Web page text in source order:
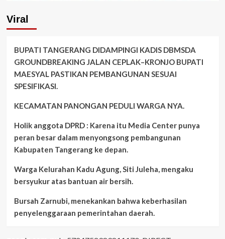
Viral
BUPATI TANGERANG DIDAMPINGI KADIS DBMSDA
GROUNDBREAKING JALAN CEPLAK–KRONJO BUPATI
MAESYAL PASTIKAN PEMBANGUNAN SESUAI
SPESIFIKASI.
KECAMATAN PANONGAN PEDULI WARGA NYA.
Holik anggota DPRD : Karena itu Media Center punya
peran besar dalam menyongsong pembangunan
Kabupaten Tangerang ke depan.
Warga Kelurahan Kadu Agung, Siti Juleha, mengaku
bersyukur atas bantuan air bersih.
Bursah Zarnubi, menekankan bahwa keberhasilan
penyelenggaraan pemerintahan daerah.